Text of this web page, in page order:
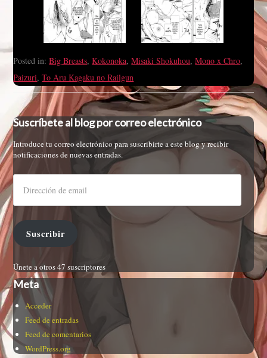
Posted in:Big Breasts,Kokonoka,Misaki Shokuhou,Mono x Chro,
Paizuri,To Aru Kagaku no Railgun
Suscríbete al blog por correo electrónico
Introduce tu correo electrónico para suscribirte a este blog y recibir
notificaciones de nuevas entradas.
Suscribir
Únete a otros 47 suscriptores
Meta
Acceder
Feed de entradas
Feed de comentarios
WordPress.org